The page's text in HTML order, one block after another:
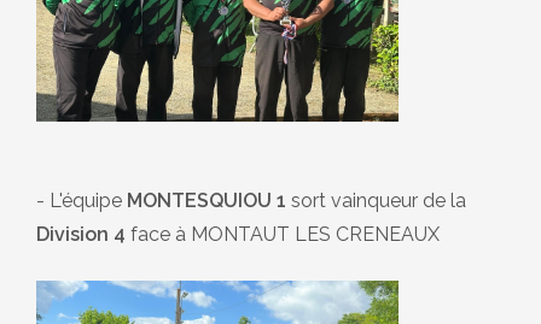
- L'équipe MONTESQUIOU 1 sort vainqueur de la
Division 4 face à MONTAUT LES CRENEAUX